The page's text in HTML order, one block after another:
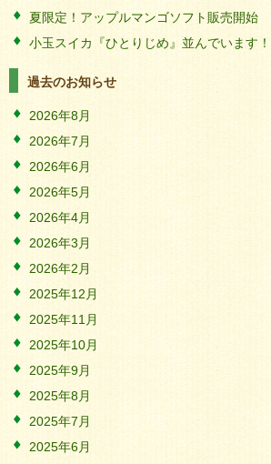
夏限定！アップルマンゴソフト販売開始
小玉スイカ『ひとりじめ』並んでいます！
過去のお知らせ
2026年8月
2026年7月
2026年6月
2026年5月
2026年4月
2026年3月
2026年2月
2025年12月
2025年11月
2025年10月
2025年9月
2025年8月
2025年7月
2025年6月